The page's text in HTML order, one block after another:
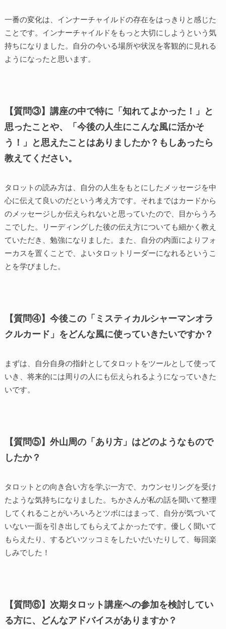
一番の変化は、インナーチャイルドの存在をはっきりと感じた
ことです。インナーチャイルドをもっと大切にしようという気
持ちになりました。自分の今いる場所や状況を客観的に見れる
ようになったと思います。
【質問③】講座の中で特に「知れてよかった！」と
思ったことや、「今後の人生にこんな風に活かそ
う！」と思えたことはありましたか？もしあったら
教えてください。
タロットの読み方は、自分の人生をもとにしたメッセージを中
心に伝えて良いのだという考え方です。それまではカードから
のメッセージしか伝えられないと思っていたので、目からうろ
こでした。リーディングした後の伝え方についても細かく教え
ていただき、勉強になりました。また、自分の内面によりフォ
ーカスを置くことで、よいタロットリーダーになれるというこ
とを学びました。
【質問④】今後この「ミスティカルシャーマンオラ
クルカード」をどんな風に使っていきたいですか？
まずは、自分自身の指針としてタロットをツールとして使って
いき、将来的には周りの人にも伝えられるようになっていきた
いです。
【質問⑤】外山周の「あり方」はどのようなもので
したか？
タロットとの向き合い方を学ぶ一方で、カウンセリングを受け
たような気持ちになりました。ちかさんが私の話を聞いて整理
してくれることがいろいろとツボにはまって、自分が気づいて
いない一面を引き出してもらえてよかったです。優しく聞いて
もらえたり、するどいツッコミをしたいだいたりして、毎回楽
しみでした！
【質問⑥】次期タロット講座への参加を検討してい
る方に、どんなアドバイスがありますか？